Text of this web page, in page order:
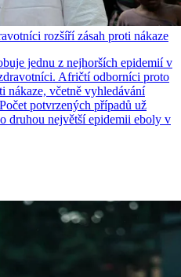
rozšíří zásah proti nákaze
jednu z nejhorších epidemií v
Afričtí odborníci proto
nákaze, včetně vyhledávání
potvrzených případů už
druhou největší epidemii eboly v